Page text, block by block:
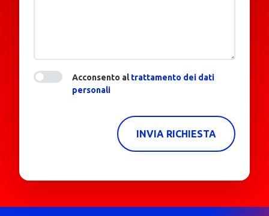
Acconsento altrattamento dei dati
personali
INVIA RICHIESTA